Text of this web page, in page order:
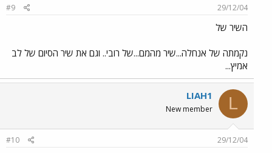
29/12/04
#9
השיר של
נקמתה של אנחלה...שיר מהמם...של רובי.. וגם את שיר הסיום של לב
אמיץ...
L
LIAH1
New member
29/12/04
#10